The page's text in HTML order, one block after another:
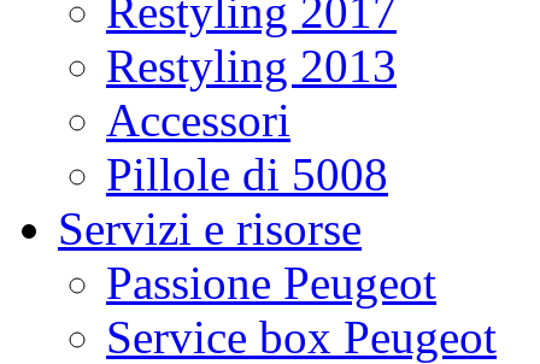
Restyling 2017
Restyling 2013
Accessori
Pillole di 5008
Servizi e risorse
Passione Peugeot
Service box Peugeot